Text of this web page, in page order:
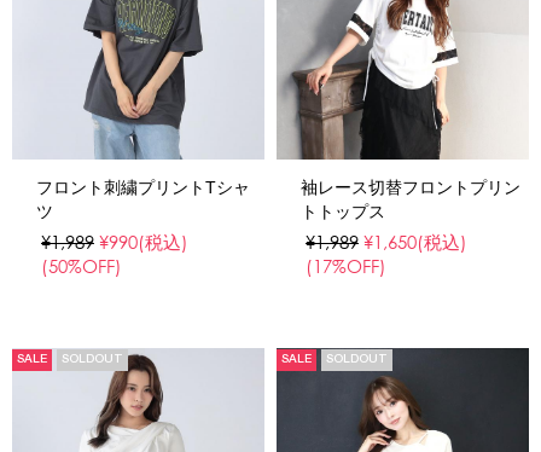
フロント刺繍プリントTシャ
ツ
¥1,989 ¥990(税込)
(50%OFF)
袖レース切替フロントプリン
トトップス
¥1,989 ¥1,650(税込)
(17%OFF)
SALE SOLDOUT SALE SOLDOUT